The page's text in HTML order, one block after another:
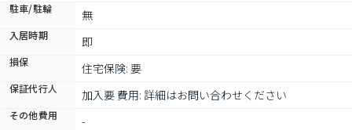
駐車/駐輪 無
入居時期 即
損保 住宅保険: 要
保証代行人 加入要 費用: 詳細はお問い合わせください
その他費用 -